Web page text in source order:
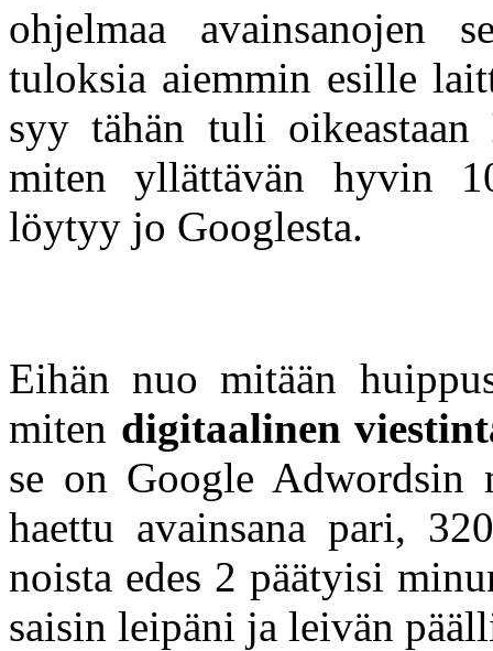
ohjelmaa avainsanojen
tuloksia aiemmin esille
syy tähän tuli oikeastaan
miten yllättävän hyvin
löytyy jo Googlesta.
Eihän nuo mitään
miten digitaalinen
se on Google
haettu avainsana pari,
noista edes 2 päätyisi
saisin leipäni ja leivän